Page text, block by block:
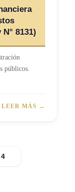
8131)
públicos.
LEER MÁS →
4